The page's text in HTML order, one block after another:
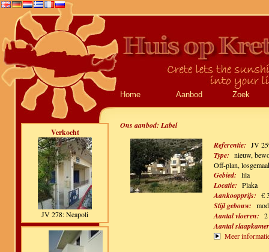
Home Aanbod Zoek
Verkocht
JV 278: Neapoli
Ons aanbod: Label
Referentie: JV
Type: nieuw,
Off-plan,
Gebied: lila
Locatie: Plaka
Aankoopprijs: €
Stijl gebouw:
Aantal vloeren: 2
Aantal
Meer